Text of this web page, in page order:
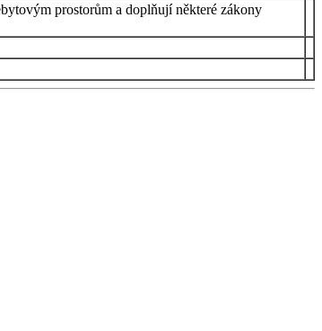
prostorům a doplňují některé zákony